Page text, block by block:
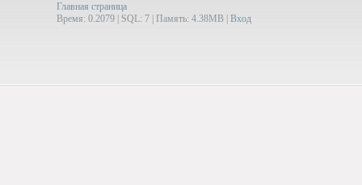
Главная страница
Время: 0.2079 | SQL: 7 | Память: 4.38MB Вход